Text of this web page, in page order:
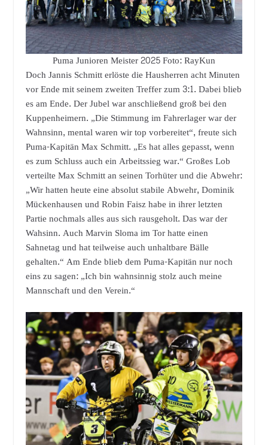
Puma Junioren Meister 2025 Foto: RayKun
Doch Jannis Schmitt erlöste die Hausherren acht Minuten
vor Ende mit seinem zweiten Treffer zum 3:1. Dabei blieb
es am Ende. Der Jubel war anschließend groß bei den
Kuppenheimern. „Die Stimmung im Fahrerlager war der
Wahnsinn, mental waren wir top vorbereitet“, freute sich
Puma-Kapitän Max Schmitt. „Es hat alles gepasst, wenn
es zum Schluss auch ein Arbeitssieg war.“ Großes Lob
verteilte Max Schmitt an seinen Torhüter und die Abwehr:
„Wir hatten heute eine absolut stabile Abwehr, Dominik
Mückenhausen und Robin Faisz habe in ihrer letzten
Partie nochmals alles aus sich rausgeholt. Das war der
Wahsinn. Auch Marvin Sloma im Tor hatte einen
Sahnetag und hat teilweise auch unhaltbare Bälle
gehalten.“ Am Ende blieb dem Puma-Kapitän nur noch
eins zu sagen: „Ich bin wahnsinnig stolz auch meine
Mannschaft und den Verein.“